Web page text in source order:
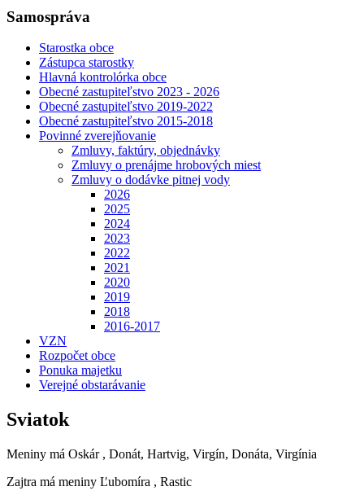
Samospráva
Starostka obce
Zástupca starostky
Hlavná kontrolórka obce
Obecné zastupiteľstvo 2023 - 2026
Obecné zastupiteľstvo 2019-2022
Obecné zastupiteľstvo 2015-2018
Povinné zverejňovanie
Zmluvy, faktúry, objednávky
Zmluvy o prenájme hrobových miest
Zmluvy o dodávke pitnej vody
2026
2025
2024
2023
2022
2021
2020
2019
2018
2016-2017
VZN
Rozpočet obce
Ponuka majetku
Verejné obstarávanie
Sviatok
Meniny má Oskár , Donát, Hartvig, Virgín, Donáta, Virgínia
Zajtra má meniny Ľubomíra , Rastic